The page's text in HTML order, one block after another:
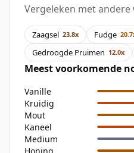
Vergeleken met
Zaagsel 23.8x Fudge
Gedroogde Pruimen 12.0x
Meest voorkomende
Vanille
Kruidig
Mout
Kaneel
Medium
Honing